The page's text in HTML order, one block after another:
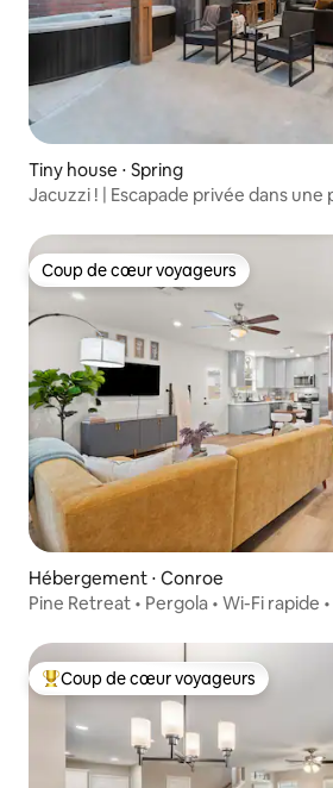
Tiny house ⋅ Spring
Jacuzzi ! | Escapade privée dans une
Coup de cœur voyageurs
Coup de cœur voyageurs
Hébergement ⋅ Conroe
Pine Retreat • Pergola • Wi-Fi rapide
Coups de cœur voyageurs les plus
Coup de cœur voyageurs